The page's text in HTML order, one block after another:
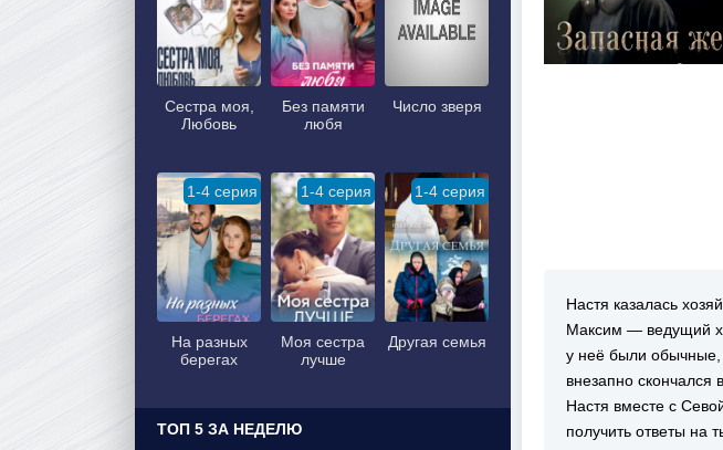
Настя казалась
Максим — ведущий
у неё были
внезапно
Настя вместе с
получить ответы на
Сестра моя,
Любовь
Без памяти
любя
Число зверя
1-4 серия
На разных
берегах
1-4 серия
Моя сестра
лучше
1-4 серия
Другая семья
ТОП 5 ЗА НЕДЕЛЮ